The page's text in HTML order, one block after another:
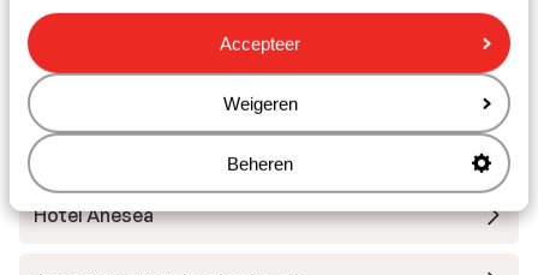
Accepteer
Weigeren
Beheren
Paralos Venus Suites - adults only
Aulus Chania, Curio Collection by Hilton
Hotel Petra Mare
Hotel Anesea